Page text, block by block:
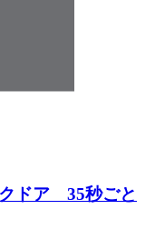
ドア 35秒ごと